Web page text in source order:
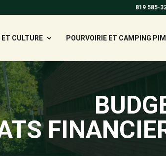
819 585-
CULTURE POURVOIRIE ET CAMPING